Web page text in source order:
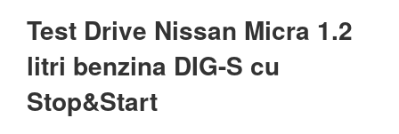
Test Drive Nissan Micra 1.2
litri benzina DIG-S cu
Stop&Start